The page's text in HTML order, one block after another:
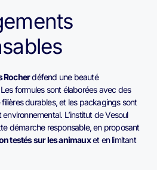
Rocherdéfend une beauté
formules sont élaborées avec des
durables, et les packagings sont
L’institut de Vesoul
démarche responsable, en proposant
testés sur les animauxet en limitant